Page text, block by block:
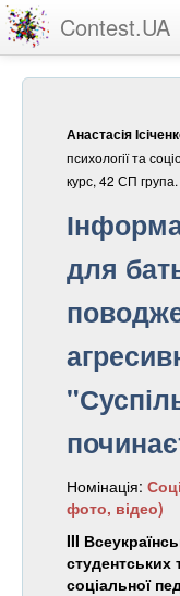
Contest.UA
Статистика
Анастасія
психології та
курс, 42 СП група.
для
Номінація:
фото, відео)
III
студентських
соціальної